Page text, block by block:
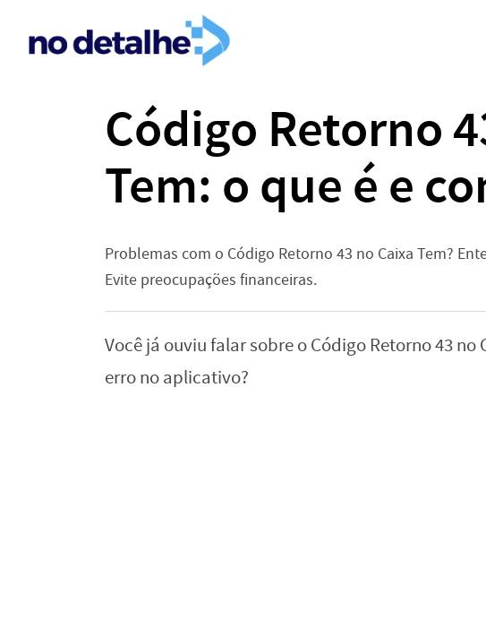
Código Retorno
Tem: o que é e
Problemas com o Código Retorno 43 no Caixa Tem?
Evite preocupações financeiras.
Você já ouviu falar sobre o Código Retorno 43 no
erro no aplicativo?